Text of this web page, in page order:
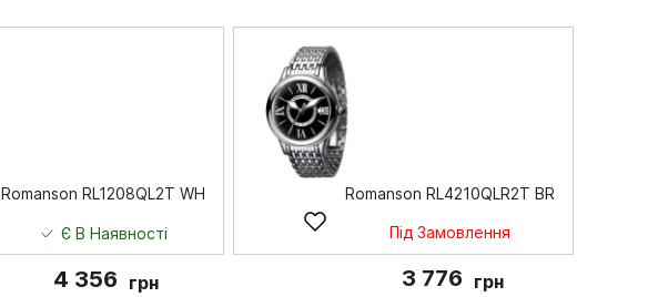
Romanson RL1208QL2T WH
Є В Наявності
4 356 грн
Romanson RL4210QLR2T BR
Під Замовлення
3 776 грн